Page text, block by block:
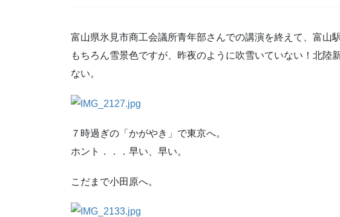
富山県氷見市商工会議所青年部さんでの講演を終えて、富山
もちろん雪景色ですが、昨夜のように吹雪いていない！北陸
ない。
７時過ぎの「かがやき」で東京へ。
ホント．．．早い、早い。
こだまで小田原へ。